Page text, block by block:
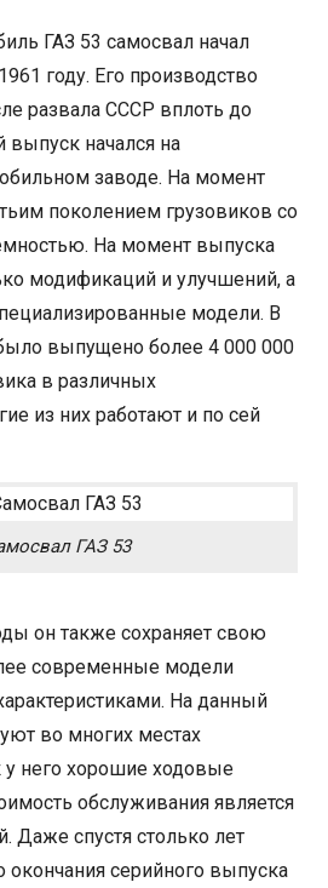
ГАЗ 53 самосвал начал
году. Его производство
развала СССР вплоть до
выпуск начался на
заводе. На момент
поколением грузовиков со
На момент выпуска
модификаций и улучшений, а
модели. В
выпущено более 4 000 000
в различных
из них работают и по сей
ГАЗ 53
он также сохраняет свою
современные модели
На данный
во многих местах
у него хорошие ходовые
обслуживания является
Даже спустя столько лет
окончания серийного выпуска